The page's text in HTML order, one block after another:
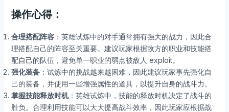
操作心得：
合理搭配阵容：英雄试炼中的对手通常拥有强大的战力，因此合
理搭配自己的阵容至关重要。建议玩家根据敌方的职业和技能搭
配自己的队伍，避免单一职业的弱点被敌人 exploit。
强化装备：试炼中的挑战越来越困难，因此建议玩家事先强化自
己的装备，并使用一些增强属性的道具，以提升自身的战斗力。
掌握技能释放时机：英雄试炼中，技能的释放时机决定了战斗的
胜负。合理利用技能可以大大提高战斗效率，因此玩家应根据战